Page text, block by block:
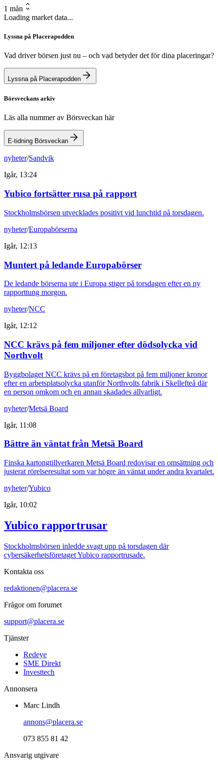
1 mån
Loading market data...
Lyssna på Placerapodden
Vad driver börsen just nu – och vad betyder det för dina placeringar?
Lyssna på Placerapodden
Börsveckans arkiv
Läs alla nummer av Börsveckan här
E-tidning Börsveckan
nyheter/Sandvik
Igår, 13:24
Yubico fortsätter rusa på rapport
Stockholmsbörsen utvecklades positivt vid lunchtid på torsdagen.
nyheter/Europabörserna
Igår, 12:13
Muntert på ledande Europabörser
De ledande börserna ute i Europa stiger på torsdagen efter en ny
rapporttung morgon.
nyheter/NCC
Igår, 12:12
NCC krävs på fem miljoner efter dödsolycka vid
Northvolt
Byggbolaget NCC krävs på en företagsbot på fem miljoner kronor
efter en arbetsplatsolycka utanför Northvolts fabrik i Skellefteå där
en person omkom och en annan skadades allvarligt.
nyheter/Metsä Board
Igår, 11:08
Bättre än väntat från Metsä Board
Finska kartongtillverkaren Metsä Board redovisar en omsättning och
justerat rörelseresultat som var högre än väntat under andra kvartalet.
nyheter/Yubico
Igår, 10:02
Yubico rapportrusar
Stockholmsbörsen inledde svagt upp på torsdagen där
cybersäkerhetsföretaget Yubico rapportrusade.
Kontakta oss
redaktionen@placera.se
Frågor om forumet
support@placera.se
Tjänster
Redeye
SME Direkt
Investtech
Annonsera
Marc Lindh
annons@placera.se
073 855 81 42
Ansvarig utgivare